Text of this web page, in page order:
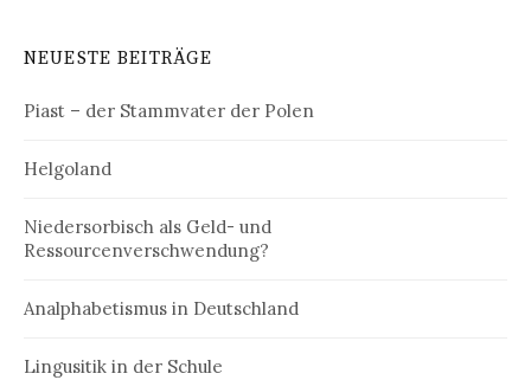
NEUESTE BEITRÄGE
Piast – der Stammvater der Polen
Helgoland
Niedersorbisch als Geld- und
Ressourcenverschwendung?
Analphabetismus in Deutschland
Lingusitik in der Schule